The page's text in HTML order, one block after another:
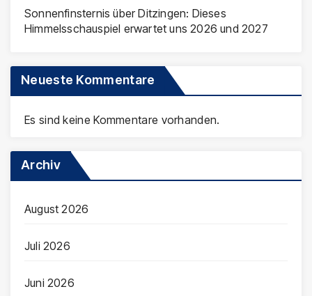
Sonnenfinsternis über Ditzingen: Dieses
Himmelsschauspiel erwartet uns 2026 und 2027
Neueste Kommentare
Es sind keine Kommentare vorhanden.
Archiv
August 2026
Juli 2026
Juni 2026